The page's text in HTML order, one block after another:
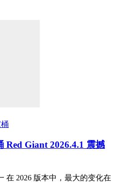
Red Giant 2026.4.1 震撼
在 2026 版本中，最大的变化在